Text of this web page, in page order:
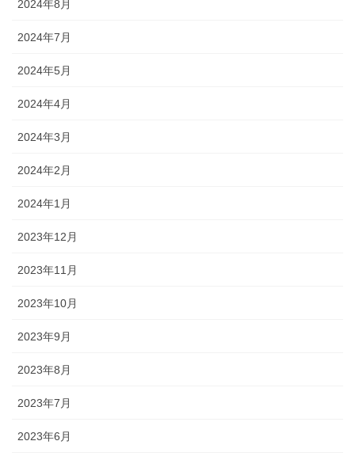
2024年8月
2024年7月
2024年5月
2024年4月
2024年3月
2024年2月
2024年1月
2023年12月
2023年11月
2023年10月
2023年9月
2023年8月
2023年7月
2023年6月